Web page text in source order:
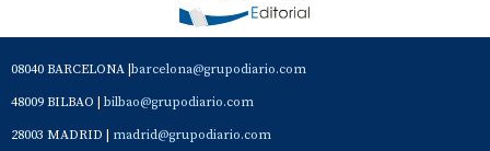
08040 BARCELONA | barcelona@grupodiario.com
48009 BILBAO | bilbao@grupodiario.com
28003 MADRID | madrid@grupodiario.com